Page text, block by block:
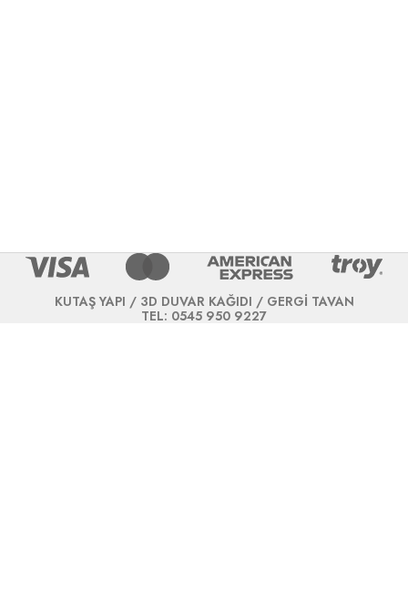
KUTAŞ YAPI / 3D DUVAR KAĞIDI / GERGİ TAVAN
TEL: 0545 950 9227